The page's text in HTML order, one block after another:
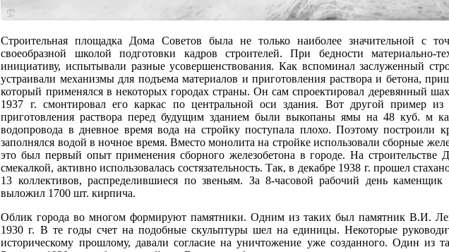
Строительная площадка Дома Советов была не только наиболее значительной с
своеобразной школой подготовки кадров строителей. При бедности материально-
инициативу, испытывали разные усовершенствования. Как вспоминал заслуженный
устраивали механизмы для подъема материалов и приготовления раствора и бетона,
который применялся в некоторых городах страны. Он сам спроектировал деревянный
1937 г. смонтировал его каркас по центральной оси здания. Вот другой пример
приготовления раствора перед будущим зданием были выкопаны ямы на 48 куб. м
водопровода в дневное время вода на стройку поступала плохо. Поэтому построили
заполнялся водой в ночное время. Вместо монолита на стройке использовали сборные
это был первый опыт применения сборного железобетона в городе. На строительстве
смекалкой, активно использовалась состязательность. Так, в декабре 1938 г. прошел
13 коллективов, распределившиеся по звеньям. За 8-часовой рабочий день
выложил 1700 шт. кирпича.
Облик города во многом формируют памятники. Одним из таких был памятник В.И.
1930 г. В те годы счет на подобные скульптуры шел на единицы. Некоторые
историческому прошлому, давали согласие на уничтожение уже созданного. Один из